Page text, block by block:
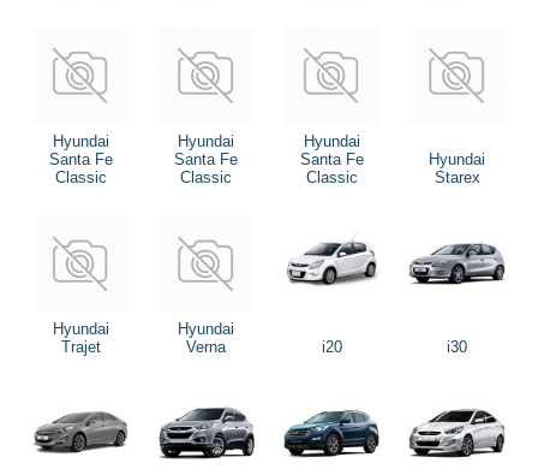
Hyundai
Santa Fe
Classic
Hyundai
Santa Fe
Classic
Hyundai
Santa Fe
Classic
Hyundai
Starex
Hyundai
Trajet
Hyundai
Verna
i20 i30